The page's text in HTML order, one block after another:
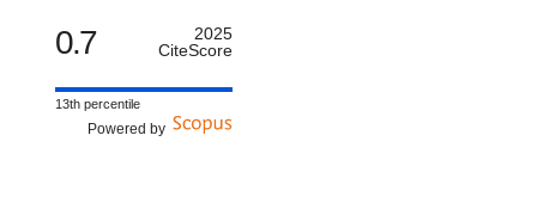
0.7
2025
CiteScore
13th percentile
Powered by